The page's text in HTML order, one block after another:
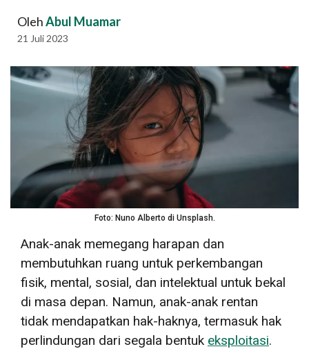
OlehAbul Muamar
21 Juli 2023
Foto: Nuno Alberto di Unsplash.
Anak-anak memegang harapan dan
membutuhkan ruang untuk perkembangan
fisik, mental, sosial, dan intelektual untuk bekal
di masa depan. Namun, anak-anak rentan
tidak mendapatkan hak-haknya, termasuk hak
perlindungan dari segala bentuk eksploitasi.